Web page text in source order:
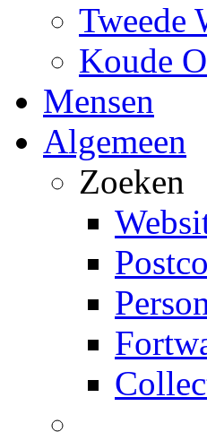
Tweede
Koude
Mensen
Algemeen
Zoeken